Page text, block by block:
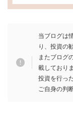
当ブログは
り、投資の
またブログ
載しており
投資を行っ
ご自身の判